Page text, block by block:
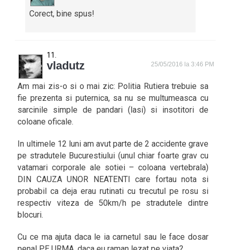
Corect, bine spus!
vladutz 25/05/2016 la 3:46 PM
Am mai zis-o si o mai zic: Politia Rutiera trebuie sa
fie prezenta si puternica, sa nu se multumeasca cu
sarcinile simple de pandari (lasi) si insotitori de
coloane oficale.
In ultimele 12 luni am avut parte de 2 accidente grave
pe stradutele Bucurestiului (unul chiar foarte grav cu
vatamari corporale ale sotiei – coloana vertebrala)
DIN CAUZA UNOR NEATENTI care fortau nota si
probabil ca deja erau rutinati cu trecutul pe rosu si
respectiv viteza de 50km/h pe stradutele dintre
blocuri.
Cu ce ma ajuta daca le ia carnetul sau le face dosar